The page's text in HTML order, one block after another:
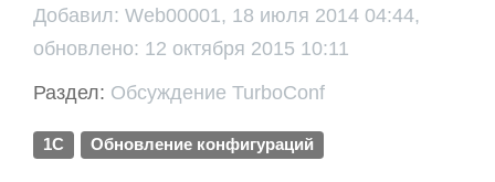
Добавил: Web00001, 18 июля 2014 04:44,
обновлено: 12 октября 2015 10:11
Раздел: Обсуждение TurboConf
1С Обновление конфигураций